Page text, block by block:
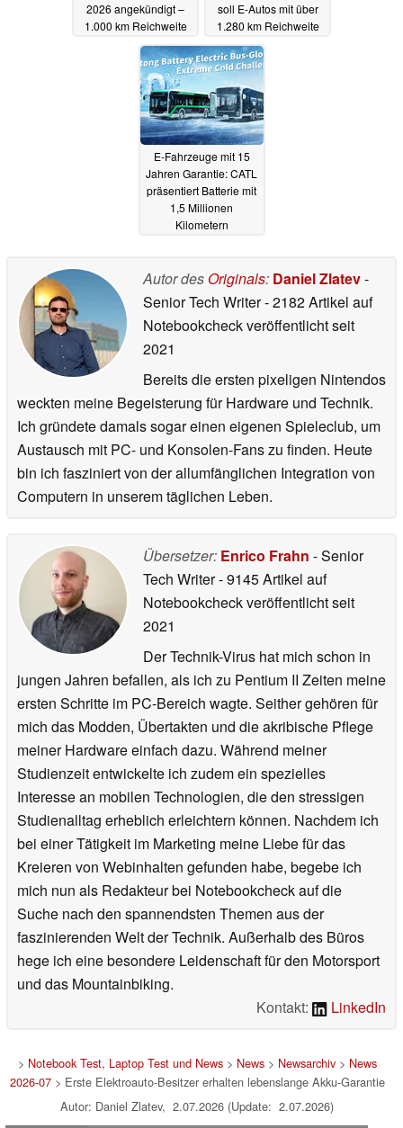
2026 angekündigt –
1.000 km Reichweite
auch bei -30 °C
21.01.2026
soll E-Autos mit über
1.280 km Reichweite
antreiben
E-Fahrzeuge mit 15
Jahren Garantie: CATL
präsentiert Batterie mit
1,5 Millionen
Kilometern
Kapazitätsverlust bei
1.000 Ladezyklen
30.03.2024
Autor des Originals: Daniel Zlatev-
Senior Tech Writer- 2182 Artikel auf
Notebookcheck veröffentlichtseit
2021
Bereits die ersten pixeligen Nintendos
weckten meine Begeisterung für Hardware und Technik.
Ich gründete damals sogar einen eigenen Spieleclub, um
Austausch mit PC- und Konsolen-Fans zu finden. Heute
bin ich fasziniert von der allumfänglichen Integration von
Computern in unserem täglichen Leben.
Übersetzer: Enrico Frahn - Senior
Tech Writer- 9145 Artikel auf
Notebookcheck veröffentlichtseit
2021
Der Technik-Virus hat mich schon in
jungen Jahren befallen, als ich zu Pentium II Zeiten meine
ersten Schritte im PC-Bereich wagte. Seither gehören für
mich das Modden, Übertakten und die akribische Pflege
meiner Hardware einfach dazu. Während meiner
Studienzeit entwickelte ich zudem ein spezielles
Interesse an mobilen Technologien, die den stressigen
Studienalltag erheblich erleichtern können. Nachdem ich
bei einer Tätigkeit im Marketing meine Liebe für das
Kreieren von Webinhalten gefunden habe, begebe ich
mich nun als Redakteur bei Notebookcheck auf die
Suche nach den spannendsten Themen aus der
faszinierenden Welt der Technik. Außerhalb des Büros
hege ich eine besondere Leidenschaft für den Motorsport
und das Mountainbiking.
Kontakt:
LinkedIn
> Notebook Test, Laptop Test und News> News> Newsarchiv> News
2026-07> Erste Elektroauto-Besitzer erhalten lebenslange Akku-Garantie
Autor: Daniel Zlatev, 2.07.2026 (Update: 2.07.2026)